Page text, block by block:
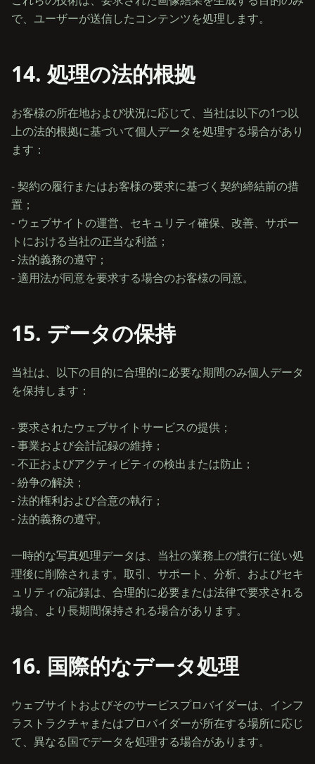
14. 処理の法的根拠
お客様の所在地および状況に応じて、当社は以下の1つ以
上の法的根拠に基づいて個人データを処理する場合があり
ます：
- 契約の履行またはお客様の要求に基づく契約締結前の措
置；
- ウェブサイトの運営、セキュリティ確保、改善、サポー
トにおける当社の正当な利益；
- 法的義務の遵守；
15. データの保持
当社は、以下の目的に合理的に必要な期間のみ個人データ
を保持します：
- 要求されたウェブサイトサービスの提供；
- 事業および会計記録の維持；
- 不正およびアクティビティの検出または防止；
- 紛争の解決；
- 法的権利および合意の執行；
- 法的義務の遵守。
一時的な写真処理データは、当社の業務上の慣行に従い処
理後に削除されます。取引、サポート、分析、およびセキ
ュリティの記録は、合理的に必要または法律で要求される
16. 国際的なデータ処理
ウェブサイトおよびそのサービスプロバイダーは、インフ
ラストラクチャまたはプロバイダーが所在する場所に応じ
て、異なる国でデータを処理する場合があります。